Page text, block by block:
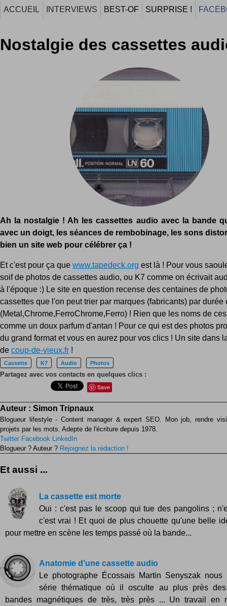
ACCUEIL INTERVIEWS BEST-OF SURPRISE !
Nostalgie des cassettes
Ah la nostalgie ! Ah les cassettes audio avec la bande
avec un doigt, les séances de rembobinage, les sons
bien un site web pour célébrer ça !
Et c'est pour ça que www.tapedeck.org est là ! Pour vous
soif de photos de cassettes audio, ou K7 comme on écrivait
à l'époque :) Le site en question recense des centaines de
cassettes que l'on peut trier par marques (fabricants) par durée
(Metal,Chrome,FerroChrome,Ferro) ! Rien que les noms de
comme un doux parfum d'antan ! Pour ce qui est des photos
du grand format et vous en aurez pour vos clics ! Un site dans
de coup-de-vieux.fr !
Cassette K7 Audio Photos
Partagez avec vos contacts en quelques clics :
Save
Auteur : Simon Tripnaux
Blogueur lifestyle - Content manager & expert SEO. Mon job, rendre
projets par les mots. Adepte de l'écriture depuis 1978.
Twitter Facebook LinkedIn
Blogueur ? Auteur ? Rejoignez la rédaction !
Et aussi ...
La cassette est morte
Oui : c'est pas le scoop qui tue des pangolins ;
c'est vrai ! Et quoi de plus chouette qu'une belle
pour mettre en scène les temps passé où la bande...
Anatomie d'une cassette audio
Le photographe Écossais Martin Senyszak nous
série thématique où il osculte au plus près
bandes magnétiques de très, très près ... Un travail en